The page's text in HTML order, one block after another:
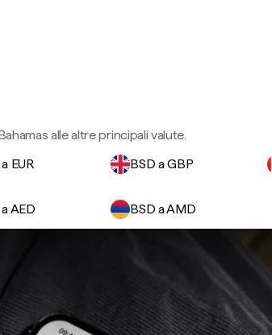
alle altre principali valute.
EUR BSD a GBP
AED BSD a AMD